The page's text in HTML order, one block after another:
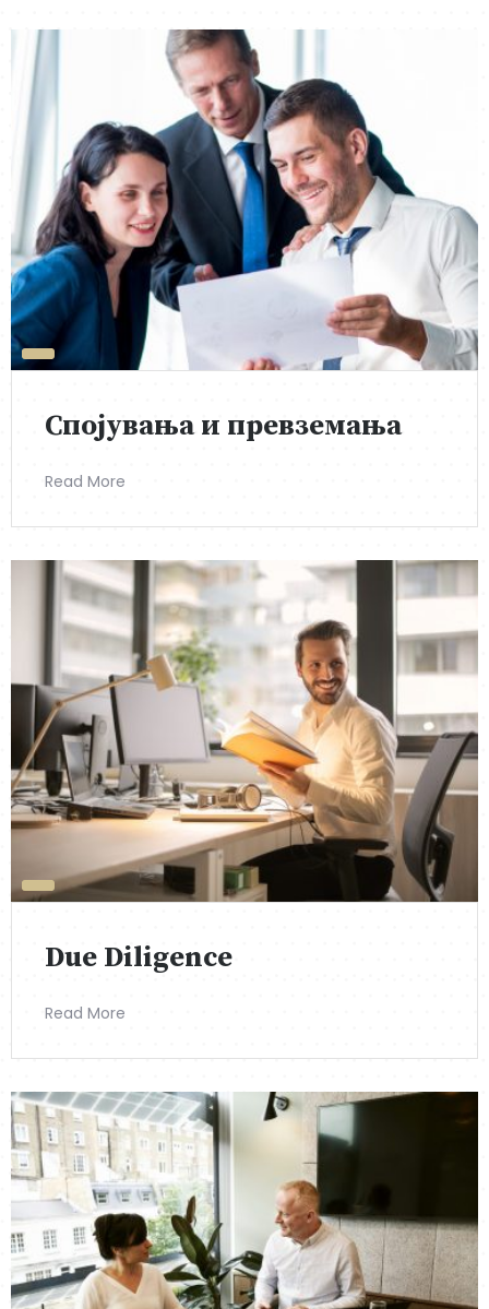
Спојувања и превземања
Read More
Due Diligence
Read More